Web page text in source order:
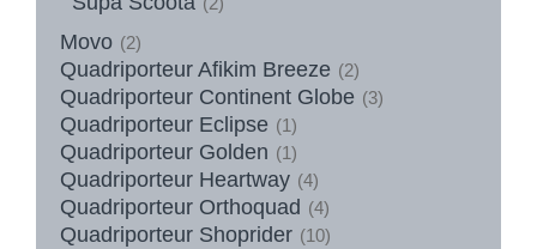
Movo (2)
Quadriporteur Afikim Breeze (2)
Quadriporteur Continent Globe (3)
Quadriporteur Eclipse (1)
Quadriporteur Golden (1)
Quadriporteur Heartway (4)
Quadriporteur Orthoquad (4)
Quadriporteur Shoprider (10)